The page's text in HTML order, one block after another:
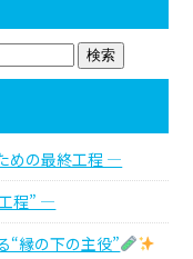
めの最終工程 ―
程” ―
“縁の下の主役”